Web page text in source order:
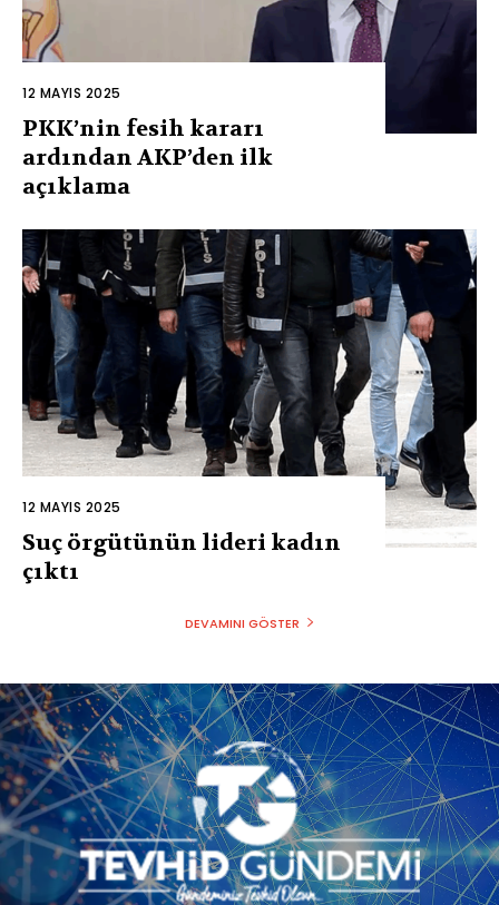
12 MAYIS 2025
PKK’nin fesih kararı
ardından AKP’den ilk
açıklama
12 MAYIS 2025
Suç örgütünün lideri kadın
çıktı
DEVAMINI GÖSTER